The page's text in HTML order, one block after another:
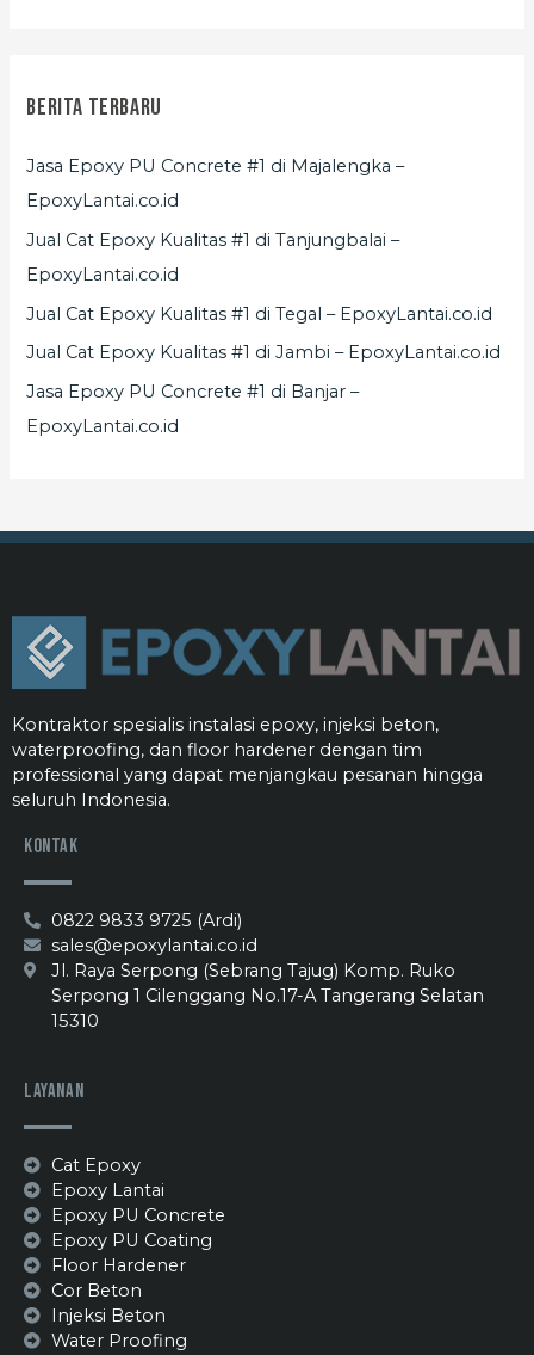
Berita Terbaru
Jasa Epoxy PU Concrete #1 di Majalengka –
EpoxyLantai.co.id
Jual Cat Epoxy Kualitas #1 di Tanjungbalai –
EpoxyLantai.co.id
Jual Cat Epoxy Kualitas #1 di Tegal – EpoxyLantai.co.id
Jual Cat Epoxy Kualitas #1 di Jambi – EpoxyLantai.co.id
Jasa Epoxy PU Concrete #1 di Banjar –
EpoxyLantai.co.id
Kontraktor spesialis instalasi epoxy, injeksi beton,
waterproofing, dan floor hardener dengan tim
professional yang dapat menjangkau pesanan hingga
seluruh Indonesia.
Kontak
0822 9833 9725 (Ardi)
sales@epoxylantai.co.id
Jl. Raya Serpong (Sebrang Tajug) Komp. Ruko
Serpong 1 Cilenggang No.17-A Tangerang Selatan
15310
Layanan
Cat Epoxy
Epoxy Lantai
Epoxy PU Concrete
Epoxy PU Coating
Floor Hardener
Cor Beton
Injeksi Beton
Water Proofing